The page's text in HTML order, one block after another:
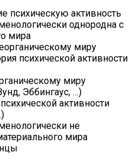
психическую активность
однородна с
мира
миру
психической активности
миру
Эббингаус, …)
активности
не
мира